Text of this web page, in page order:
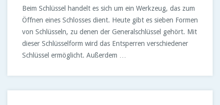
Beim Schlüssel handelt es sich um ein Werkzeug, das zum
Öffnen eines Schlosses dient. Heute gibt es sieben Formen
von Schlüsseln, zu denen der Generalschlüssel gehört. Mit
dieser Schlüsselform wird das Entsperren verschiedener
Schlüssel ermöglicht. Außerdem …